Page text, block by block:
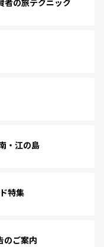
者の旅テクニック
・江の島
特集
のご案内